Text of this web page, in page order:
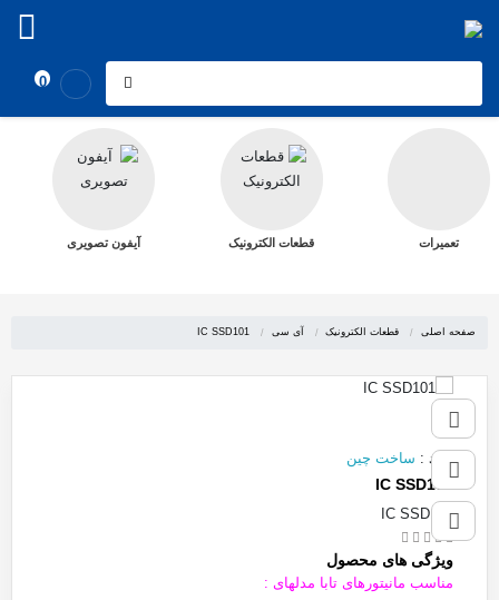
0
تعمیرات قطعات الکترونیک آیفون تصویری
صفحه اصلی قطعات الکترونیک آی سی IC SSD101
برند : ساخت چین
IC SSD101
IC SSD101
ویژگی های محصول
مناسب مانیتورهای تابا مدلهای :